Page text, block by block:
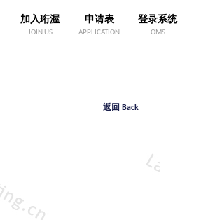
加入珩渥
JOIN US
申请表
APPLICATION
登录系统
OMS
返回 Back